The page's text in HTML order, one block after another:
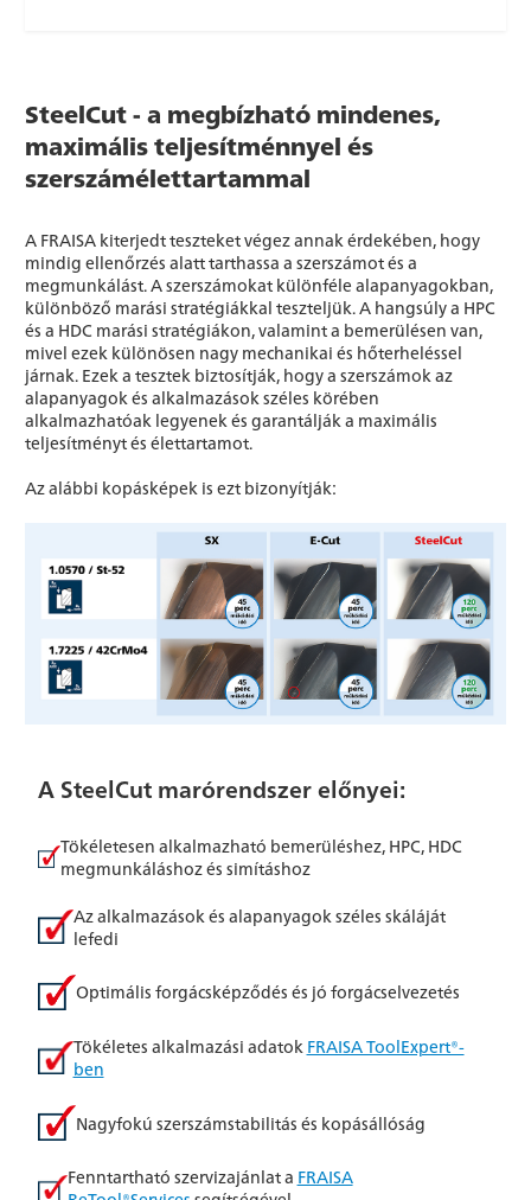
SteelCut - a megbízható mindenes,
maximális teljesítménnyel és
szerszámélettartammal
A FRAISA kiterjedt teszteket végez annak érdekében, hogy
mindig ellenőrzés alatt tarthassa a szerszámot és a
megmunkálást. A szerszámokat különféle alapanyagokban,
különböző marási stratégiákkal teszteljük. A hangsúly a HPC
és a HDC marási stratégiákon, valamint a bemerülésen van,
mivel ezek különösen nagy mechanikai és hőterheléssel
járnak. Ezek a tesztek biztosítják, hogy a szerszámok az
alapanyagok és alkalmazások széles körében
alkalmazhatóak legyenek és garantálják a maximális
teljesítményt és élettartamot.
Az alábbi kopásképek is ezt bizonyítják:
A SteelCut marórendszer előnyei:
Tökéletesen alkalmazható bemerüléshez, HPC, HDC
megmunkáláshoz és simításhoz
Az alkalmazások és alapanyagok széles skáláját
lefedi
Optimális forgácsképződés és jó forgácselvezetés
Tökéletes alkalmazási adatok FRAISA ToolExpert®-
ben
Nagyfokú szerszámstabilitás és kopásállóság
Fenntartható szervizajánlat a FRAISA